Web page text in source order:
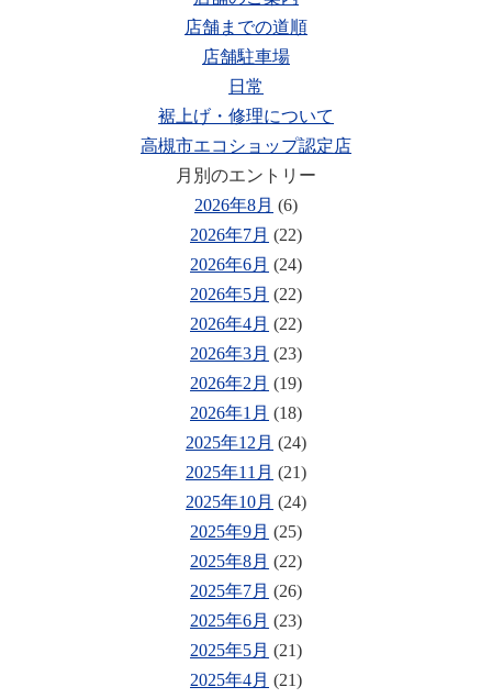
店舗までの道順
店舗駐車場
日常
裾上げ・修理について
高槻市エコショップ認定店
月別のエントリー
2026年8月 (6)
2026年7月 (22)
2026年6月 (24)
2026年5月 (22)
2026年4月 (22)
2026年3月 (23)
2026年2月 (19)
2026年1月 (18)
2025年12月 (24)
2025年11月 (21)
2025年10月 (24)
2025年9月 (25)
2025年8月 (22)
2025年7月 (26)
2025年6月 (23)
2025年5月 (21)
2025年4月 (21)